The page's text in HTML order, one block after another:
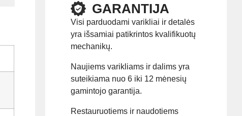
GARANTIJA
Visi parduodami varikliai ir detalės
yra išsamiai patikrintos kvalifikuotų
mechanikų.
Naujiems varikliams ir dalims yra
suteikiama nuo 6 iki 12 mėnesių
gamintojo garantija.
Restauruotiems ir naudotiems